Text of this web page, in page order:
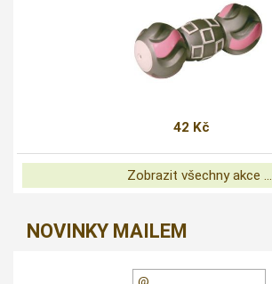
42 Kč
Zobrazit všechny akce ...
NOVINKY MAILEM